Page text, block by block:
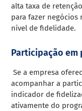
alta taxa de
para fazer
nível de fidelidade.
Participação em
Se a empresa
acompanhar a
indicador de
ativamente do